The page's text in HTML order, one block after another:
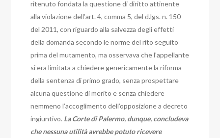
ritenuto fondata la questione di diritto attinente
alla violazione dell’art. 4, comma 5, del d.lgs. n. 150
del 2011, con riguardo alla salvezza degli effetti
della domanda secondo le norme del rito seguito
prima del mutamento, ma osservava che l’appellante
si era limitata a chiedere genericamente la riforma
della sentenza di primo grado, senza prospettare
alcuna questione di merito e senza chiedere
nemmeno l’accoglimento dell’opposizione a decreto
ingiuntivo. La Corte di Palermo, dunque, concludeva
che nessuna utilità avrebbe potuto ricevere